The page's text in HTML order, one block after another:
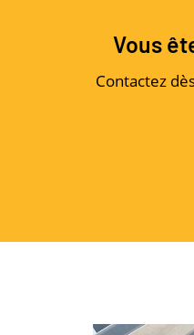
Vous
Contactez